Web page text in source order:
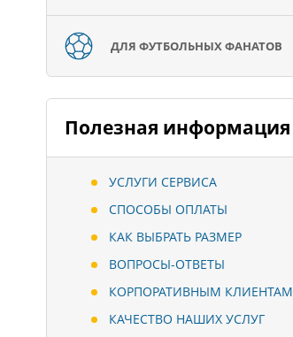
ДЛЯ ФУТБОЛЬНЫХ ФАНАТОВ
Полезная информация
УСЛУГИ СЕРВИСА
СПОСОБЫ ОПЛАТЫ
КАК ВЫБРАТЬ РАЗМЕР
ВОПРОСЫ-ОТВЕТЫ
КОРПОРАТИВНЫМ КЛИЕНТАМ
КАЧЕСТВО НАШИХ УСЛУГ